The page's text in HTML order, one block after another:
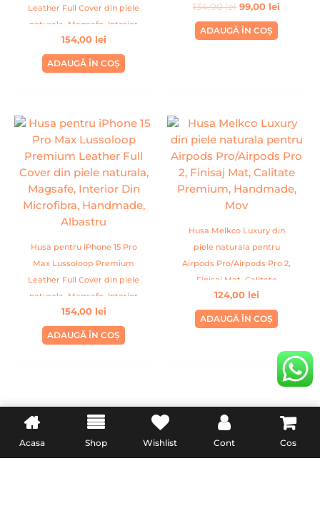
Leather Full Cover din piele
naturala, Magsafe, Interior
Din Microfibra, Handmade,
Portocaliu
154,00 lei
ADAUGĂ ÎN COȘ
Handmade, Gri
134,00lei 99,00 lei
ADAUGĂ ÎN COȘ
Husa pentru iPhone 15 Pro
Max Lussoloop Premium
Leather Full Cover din piele
naturala, Magsafe, Interior
Din Microfibra, Handmade,
Albastru
154,00 lei
ADAUGĂ ÎN COȘ
Husa Melkco Luxury din
piele naturala pentru
Airpods Pro/Airpods Pro 2,
Finisaj Mat, Calitate
Premium, Handmade, Mov
124,00 lei
ADAUGĂ ÎN COȘ
INFORMATII UTILE LEGAL
Acasa Shop Wishlist Cont Cos